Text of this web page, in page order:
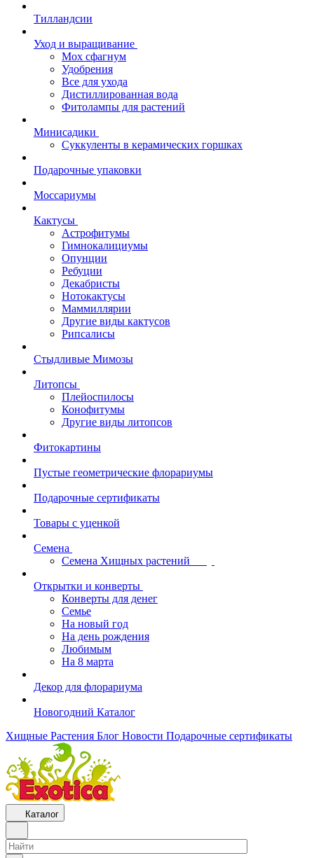
Тилландсии
Уход и выращивание
Мох сфагнум
Удобрения
Все для ухода
Дистиллированная вода
Фитолампы для растений
Минисадики
Суккуленты в керамических горшках
Подарочные упаковки
Моссариумы
Кактусы
Астрофитумы
Гимнокалициумы
Опунции
Ребуции
Декабристы
Нотокактусы
Маммиллярии
Другие виды кактусов
Рипсалисы
Стыдливые Мимозы
Литопсы
Плейоспилосы
Конофитумы
Другие виды литопсов
Фитокартины
Пустые геометрические флорариумы
Подарочные сертификаты
Товары с уценкой
Семена
Семена Хищных растений
Открытки и конверты
Конверты для денег
Семье
На новый год
На день рождения
Любимым
На 8 марта
Декор для флорариума
Новогодний Каталог
Хищные Растения Блог Новости Подарочные сертификаты
Каталог